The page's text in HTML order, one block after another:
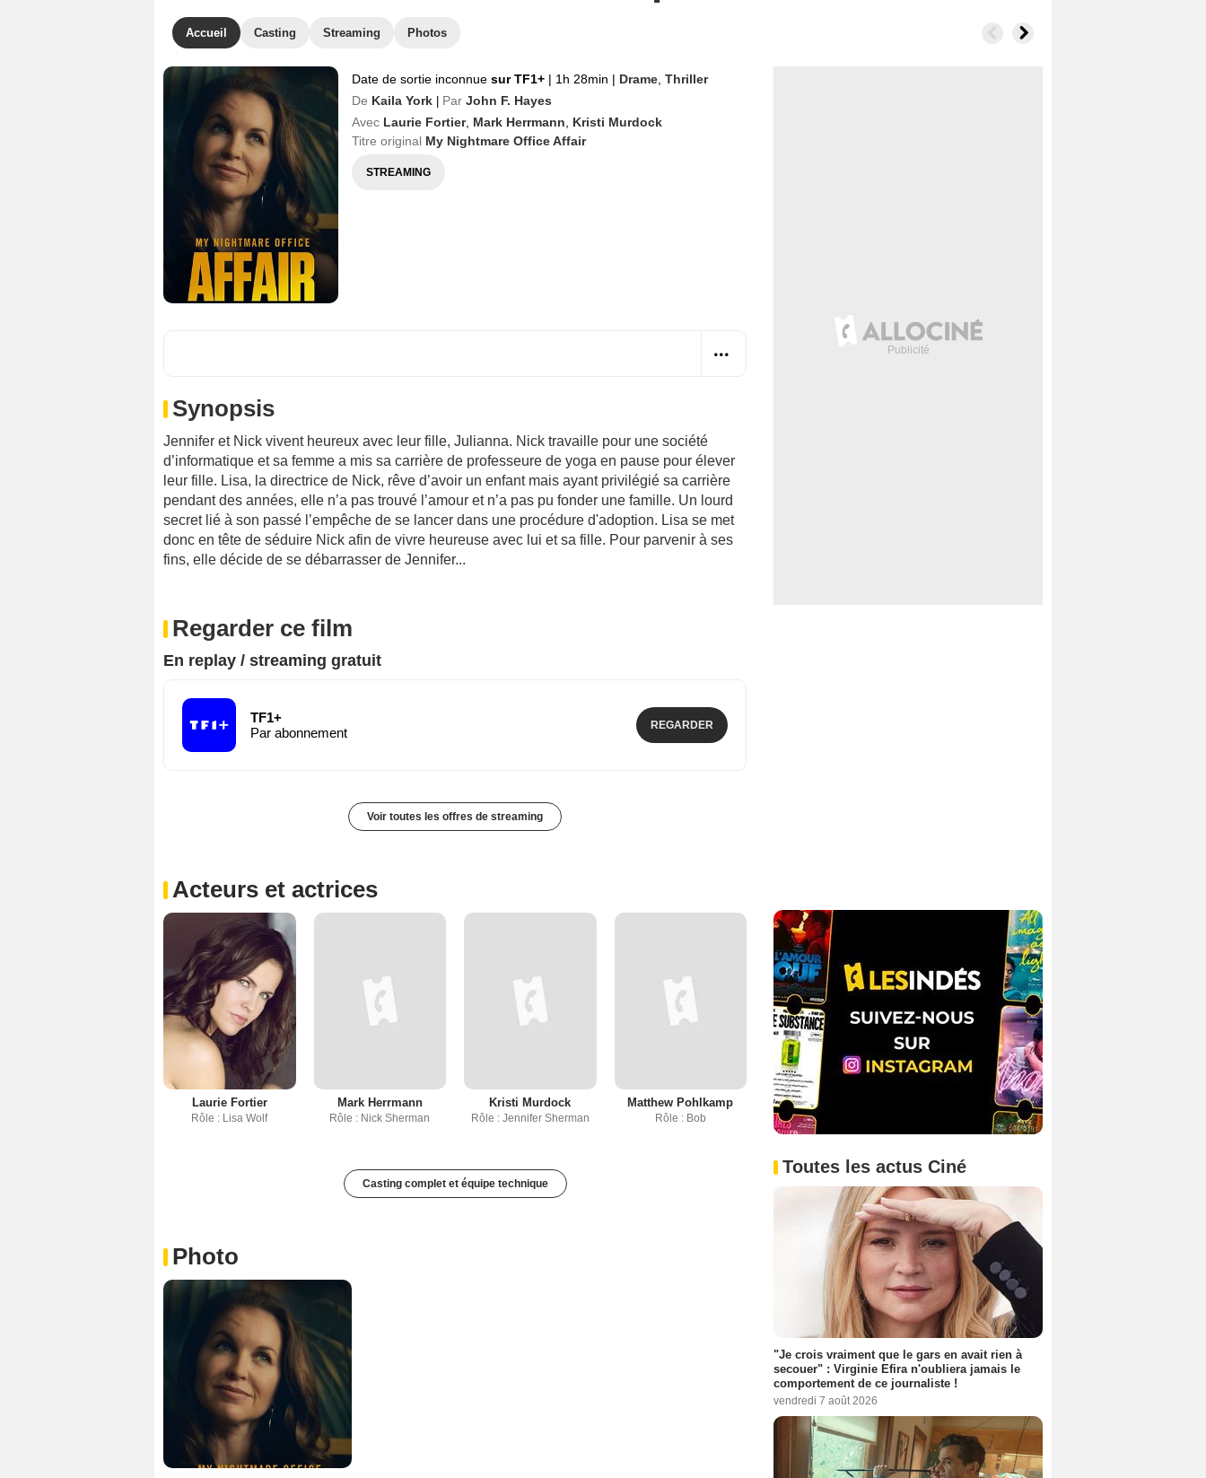
Accueil Casting Streaming Photos
Date de sortie inconnue sur TF1+ | 1h 28min | Drame Thriller
De Kaila York Par John F. Hayes
Avec Laurie Fortier, Mark Herrmann
Kristi Murdock
Titre original My Nightmare Office Affair
STREAMING
Synopsis
Jennifer et Nick vivent heureux avec leur fille, Julianna. Nick travaille pour une société
d’informatique et sa femme a mis sa carrière de professeure de yoga en pause pour élever
leur fille. Lisa, la directrice de Nick, rêve d’avoir un enfant mais ayant privilégié sa carrière
pendant des années, elle n’a pas trouvé l’amour et n’a pas pu fonder une famille. Un lourd
secret lié à son passé l’empêche de se lancer dans une procédure d'adoption. Lisa se met
donc en tête de séduire Nick afin de vivre heureuse avec lui et sa fille. Pour parvenir à ses
fins, elle décide de se débarrasser de Jennifer...
Regarder ce film
En replay / streaming gratuit
TF1+
Par abonnement
REGARDER
Voir toutes les offres de streaming
Acteurs et actrices
Laurie Fortier
Rôle : Lisa Wolf
Mark Herrmann
Rôle : Nick Sherman
Kristi Murdock
Rôle : Jennifer Sherman
Matthew Pohlkamp
Rôle : Bob
Casting complet et équipe technique
Photo
Toutes les actus Ciné
"Je crois vraiment que le gars en avait rien à
secouer" : Virginie Efira n'oubliera jamais le
comportement de ce journaliste !
vendredi 7 août 2026